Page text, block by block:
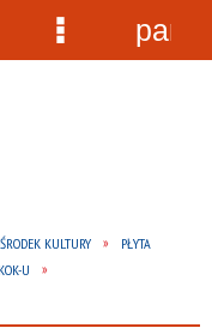
KULTURY
PŁYTA
U
Menu
panel